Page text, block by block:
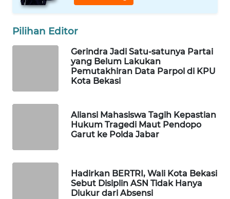
Pilihan Editor
Gerindra Jadi Satu-satunya Partai
yang Belum Lakukan
Pemutakhiran Data Parpol di KPU
Kota Bekasi
Aliansi Mahasiswa Tagih Kepastian
Hukum Tragedi Maut Pendopo
Garut ke Polda Jabar
Hadirkan BERTRI, Wali Kota Bekasi
Sebut Disiplin ASN Tidak Hanya
Diukur dari Absensi
KONSUMEN
LISTRIK
WALINKI
ID